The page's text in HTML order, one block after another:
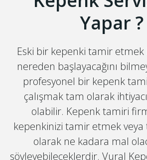
Yapar ?
Eski bir kepenki tamir etmek
nereden başlayacağını
profesyonel bir kepenk
çalışmak tam olarak
olabilir. Kepenk tamiri
kepenkinizi tamir etmek
olarak ne kadara mal
söyleyebileceklerdir. Vural